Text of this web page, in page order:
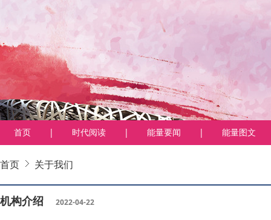
首页 | 时代阅读 | 能量要闻 | 能量图文
首页 关于我们
机构介绍 2022-04-22